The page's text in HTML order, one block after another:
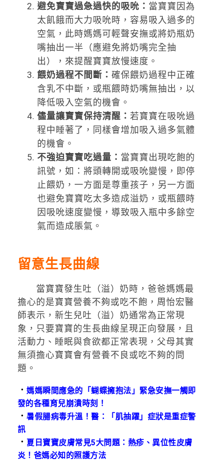
避免寶寶過急過快的吸吮： 當寶寶因為
太飢餓而大力吸吮時，容易吸入過多的
空氣，此時媽媽可輕聲安撫或將奶瓶奶
嘴抽出一半（應避免將奶嘴完全抽
出），來提醒寶寶放慢速度。
餵奶過程不間斷： 確保餵奶過程中正確
含乳不中斷，或瓶餵時奶嘴無抽出，以
降低吸入空氣的機會。
儘量讓寶寶保持清醒： 若寶寶在吸吮過
程中睡著了，同樣會增加吸入過多氣體
的機會。
不強迫寶寶吃過量： 當寶寶出現吃飽的
訊號，如：將頭轉開或吸吮變慢，即停
止餵奶，一方面是尊重孩子，另一方面
也避免寶寶吃太多造成溢奶，或瓶餵時
因吸吮速度變慢，導致吸入瓶中多餘空
氣而造成脹氣。
留意生長曲線
當寶寶發生吐（溢）奶時，爸爸媽媽最
擔心的是寶寶營養不夠或吃不飽，周怡宏醫
師表示，新生兒吐（溢）奶通常為正常現
象，只要寶寶的生長曲線呈現正向發展，且
活動力、睡眠與食欲都正常表現，父母其實
無須擔心寶寶會有營養不良或吃不夠的問
題。
．媽媽瞬間應急的「蝴蝶擁抱法」緊急安撫一觸即
發的各種育兒崩潰時刻！
．暑假腸病毒升溫！醫：「肌抽躍」症狀是重症警
訊
． 夏日寶寶皮膚常見5大問題：熱疹、異位性皮膚
炎！爸媽必知的照護方法